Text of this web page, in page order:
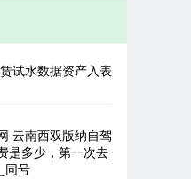
试水数据资产入表
云南西双版纳自驾
是多少，第一次去
同号